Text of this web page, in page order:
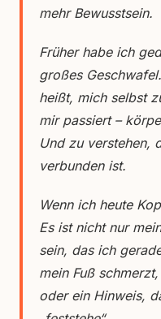
mehr Bewusstsein.
Früher habe ich
großes
heißt, mich selbst
mir passiert –
Und zu verstehen,
verbunden ist.
Wenn ich heute
Es ist nicht nur
sein, das ich
mein Fuß
oder ein Hinweis,